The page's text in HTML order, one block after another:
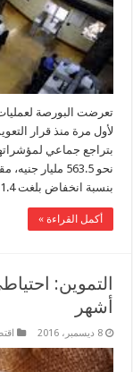
تعرضت البورصة
بتراجع جماعي
بنسبة انخفاض بلغت 1.4 %. وتراجع مؤشرها …
أكمل القراءة »
أشهر
8 ديسمبر، 2016